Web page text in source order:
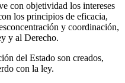
con objetividad los intereses
los principios de eficacia,
y coordinación,
y al Derecho.
del Estado son creados,
con la ley.